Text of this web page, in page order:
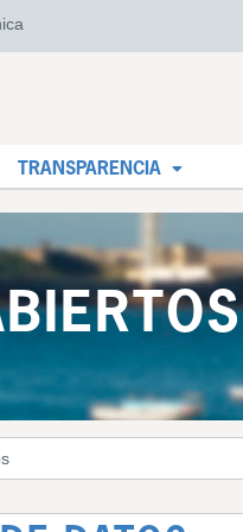
TRANSPARENCIA